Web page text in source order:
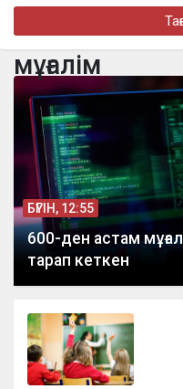
ұстап тұр
бүгін, 18:46
Нұрай Серікбайдың отбасы
мұғалім
БҮГІН, 12:55
600-ден астам
тарап кеткен